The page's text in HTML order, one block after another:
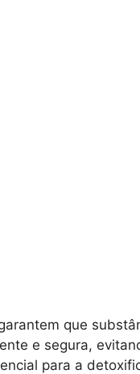
que
e segura,
para a